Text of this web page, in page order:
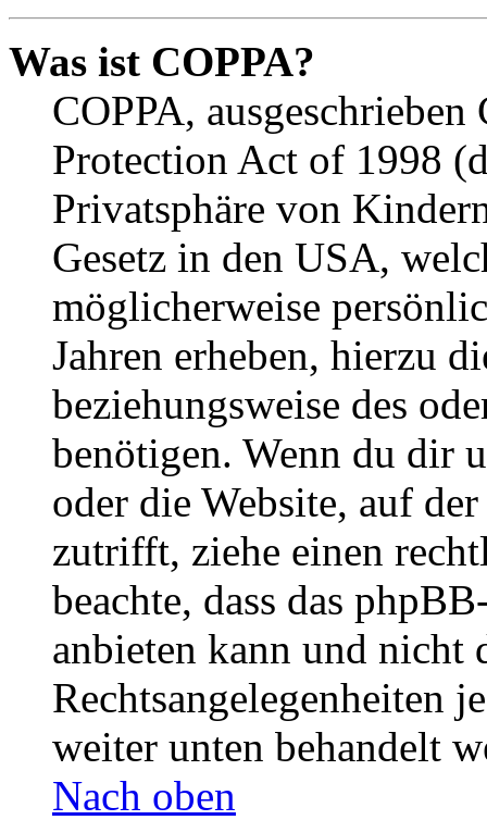
Was ist COPPA?
COPPA,
Protection Act of 1998
Privatsphäre von
Gesetz in den USA,
möglicherweise
Jahren erheben, hierzu
beziehungsweise des
benötigen. Wenn du dir
oder die Website, auf
zutrifft, ziehe einen
beachte, dass das
anbieten kann und nicht
Rechtsangelegenheiten
weiter unten behandelt
Nach oben